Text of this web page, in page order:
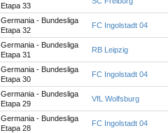
Etapa 33
Germania - Bundesliga
Etapa 32
FC Ingolstadt 04
Germania - Bundesliga
Etapa 31
RB Leipzig
Germania - Bundesliga
Etapa 30
FC Ingolstadt 04
Germania - Bundesliga
Etapa 29
VfL Wolfsburg
Germania - Bundesliga
Etapa 28
FC Ingolstadt 04